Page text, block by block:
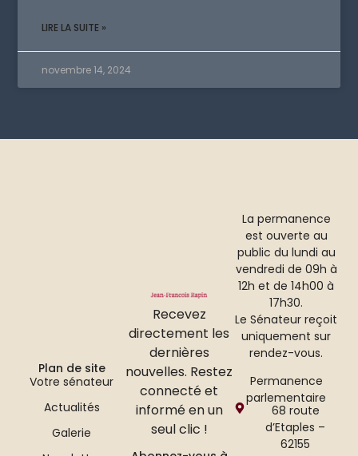
LIRE LA SUITE »
novembre 14, 2024
Recevez
directement les
dernières
nouvelles. Restez
connecté et
informé en un
seul clic !
La permanence
est ouverte au
public du lundi au
vendredi de 09h à
12h et de 14h00 à
17h30.
Le Sénateur reçoit
uniquement sur
rendez-vous.
Permanence
parlementaire
68 route
d’Etaples –
62155
Plan de site
Votre sénateur
Actualités
Galerie